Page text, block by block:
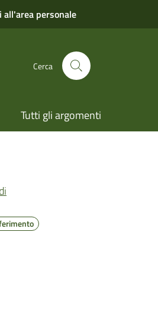
all'area personale
Cerca
Tutti gli argomenti